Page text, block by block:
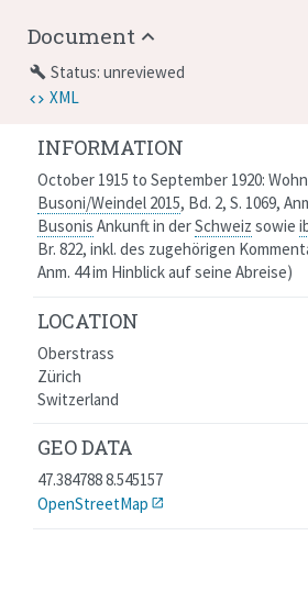
INFORMATION
October 1915 to September 1920:
Busoni/Weindel 2015, Bd. 2, S. 1069,
Busonis Ankunft in derSchweiz sowie
Br. 822, inkl. des zugehörigen
Anm. 44im Hinblick auf seine Abreise)
LOCATION
Oberstrass
Zürich
Switzerland
GEO DATA
47.384788 8.545157
OpenStreetMap
Document
build Status: unreviewed
XML